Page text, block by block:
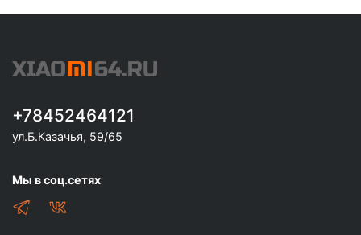
+78452464121
ул.Б.Казачья, 59/65
Мы в соц.сетях